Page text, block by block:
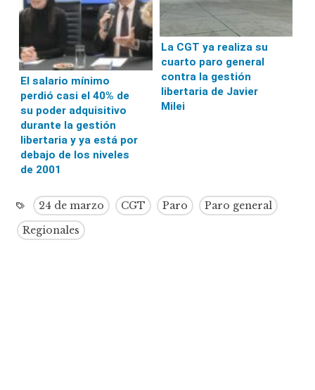
El salario mínimo
perdió casi el 40% de
su poder adquisitivo
durante la gestión
libertaria y ya está por
debajo de los niveles
de 2001
La CGT ya realiza su
cuarto paro general
contra la gestión
libertaria de Javier
Milei
24 de marzo CGT Paro
Paro general
Regionales